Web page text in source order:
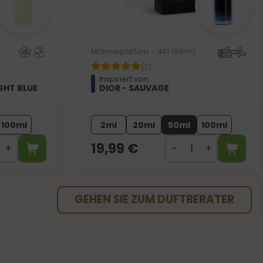
BLUE
100ml
Männerparfum – 401 (50ml)
(7)
Inspiriert von:
DIOR - SAUVAGE
2ml 20ml 50ml 100ml
19,99 €
GEHEN SIE ZUM DUFTBERATER